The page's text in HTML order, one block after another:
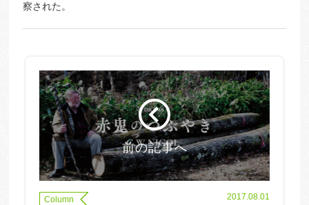
察された。
前の記事へ
Column 2017.08.01